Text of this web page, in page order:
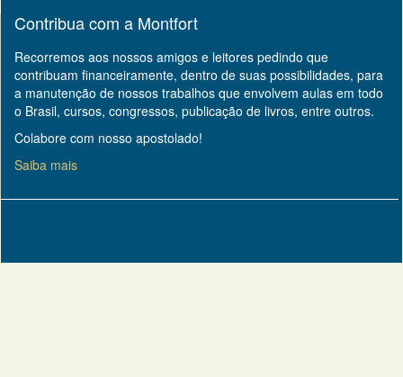
Contribua com a Montfort
Recorremos aos nossos amigos e leitores pedindo que
contribuam financeiramente, dentro de suas possibilidades, para
a manutenção de nossos trabalhos que envolvem aulas em todo
o Brasil, cursos, congressos, publicação de livros, entre outros.
Colabore com nosso apostolado!
Saiba mais